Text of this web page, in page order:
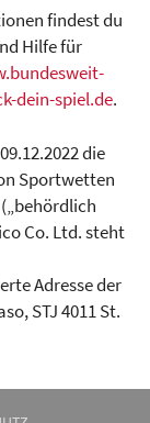
findest du
Hilfe für
dein-spiel.de.
die
Sportwetten
Co. Ltd. steht
Adresse der
STJ 4011 St.